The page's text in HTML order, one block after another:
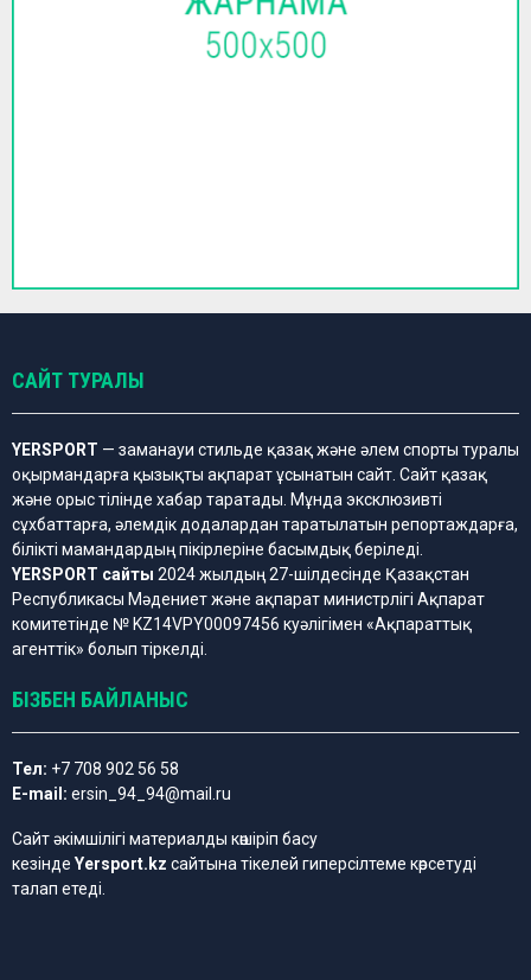
САЙТ ТУРАЛЫ
YERSPORT — заманауи стильде қазақ және әлем спорты туралы
оқырмандарға қызықты ақпарат ұсынатын сайт. Сайт қазақ
және орыс тілінде хабар таратады. Мұнда эксклюзивті
сұхбаттарға, әлемдік додалардан таратылатын репортаждарға,
білікті мамандардың пікірлеріне басымдық беріледі.
YERSPORT сайты 2024 жылдың 27-шілдесінде Қазақстан
Республикасы Мәдениет және ақпарат министрлігі Ақпарат
комитетінде № KZ14VPY00097456 куәлігімен «Ақпараттық
агенттік» болып тіркелді.
БІЗБЕН БАЙЛАНЫС
Тел: +7 708 902 56 58
E-mail: ersin_94_94@mail.ru
Сайт әкімшілігі материалды көшіріп басу
кезінде Yersport.kz сайтына тікелей гиперсілтеме көрсетуді
талап етеді.